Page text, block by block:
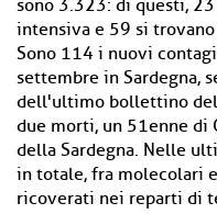
sono 3.323: di questi,
intensiva e 59 si trovano
Sono 114 i nuovi
settembre in Sardegna,
dell'ultimo bollettino
due morti, un 51enne di
della Sardegna. Nelle
in totale, fra molecolari
ricoverati nei reparti di